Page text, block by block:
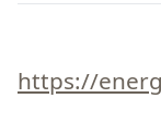
https://